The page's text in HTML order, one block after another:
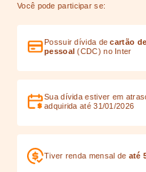
Você pode participar se:
Possuir dívida de cartão
pessoal (CDC) no Inter
Sua dívida estiver em
adquirida até 31/01/2026
Tiver renda mensal de até